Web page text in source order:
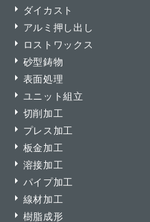
ダイカスト
アルミ押し出し
ロストワックス
砂型鋳物
表面処理
ユニット組立
切削加工
プレス加工
板金加工
溶接加工
パイプ加工
線材加工
樹脂成形